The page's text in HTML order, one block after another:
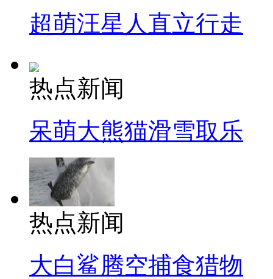
超萌汪星人直立行走
热点新闻
呆萌大熊猫滑雪取乐
热点新闻
大白鲨腾空捕食猎物